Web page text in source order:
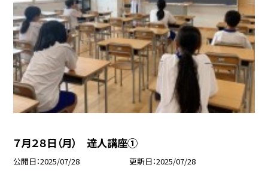
７月２８日（月） 達人講座①
公開日 2025/07/28 更新日 2025/07/28